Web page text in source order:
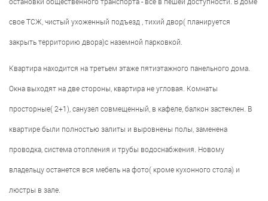
свое ТСЖ, чистый ухоженный подъезд , тихий двор( планируется
закрыть территорию двора)с наземной парковкой.
Квартира находится на третьем этаже пятиэтажного панельного дома.
Окна выходят на две стороны, квартира не угловая. Комнаты
просторные( 2+1), санузел совмещенный, в кафеле, балкон застеклен. В
квартире были полностью залиты и выровнены полы, заменена
проводка, система отопления и трубы водоснабжения. Новому
владельцу останется вся мебель на фото( кроме кухонного стола) и
люстры в зале.